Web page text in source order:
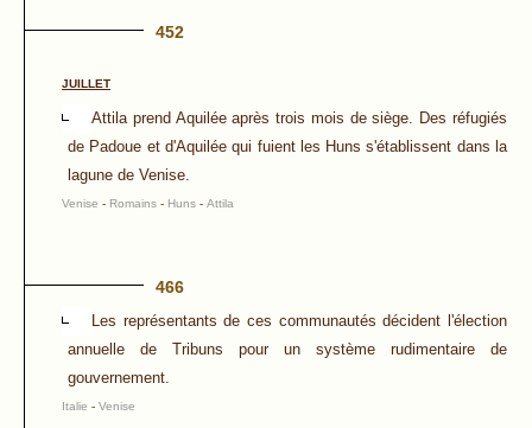
452
JUILLET
Attila prend Aquilée après trois mois de siège. Des réfugiés
de Padoue et d'Aquilée qui fuient les Huns s'établissent dans la
lagune de Venise.
Venise - Romains - Huns - Attila
466
Les représentants de ces communautés décident l'élection
annuelle de Tribuns pour un système rudimentaire de
gouvernement.
Italie - Venise